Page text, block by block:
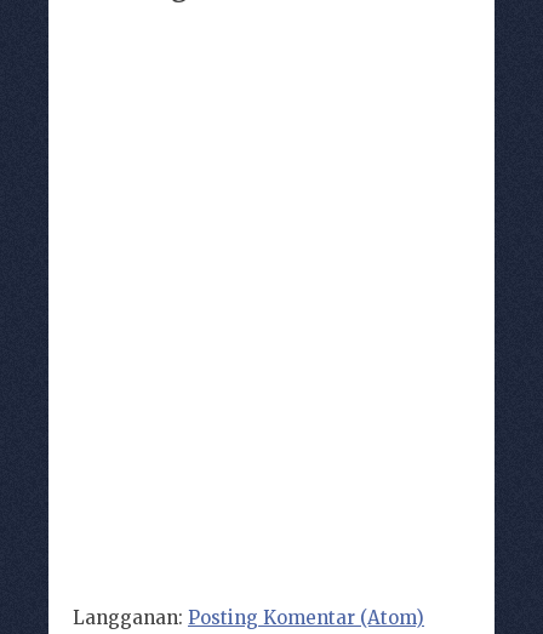
Langganan: Posting Komentar (Atom)